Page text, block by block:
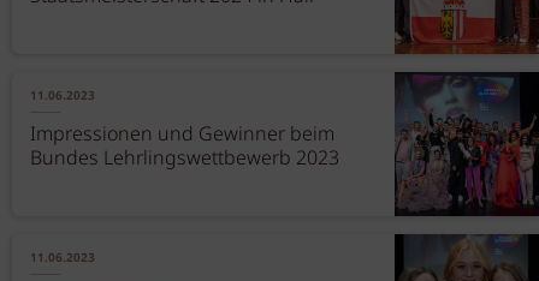
11.06.2023
Impressionen und Gewinner beim
Bundes Lehrlingswettbewerb 2023
11.06.2023